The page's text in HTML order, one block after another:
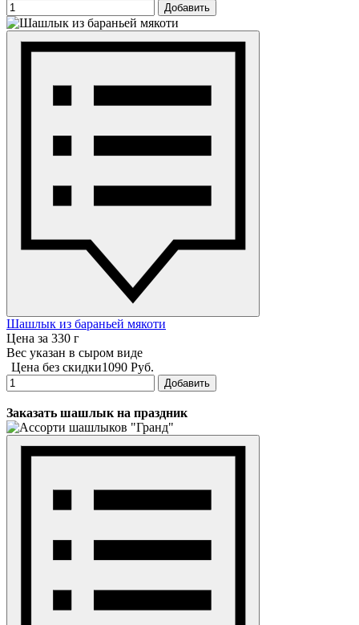
Добавить
Шашлык из бараньей мякоти
Цена за 330 г
Вес указан в сыром виде
Цена без скидки1090 Руб.
Добавить
Заказать шашлык на праздник